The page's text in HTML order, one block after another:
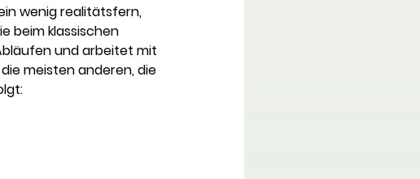
wenig realitätsfern,
beim klassischen
und arbeitet mit
meisten anderen, die